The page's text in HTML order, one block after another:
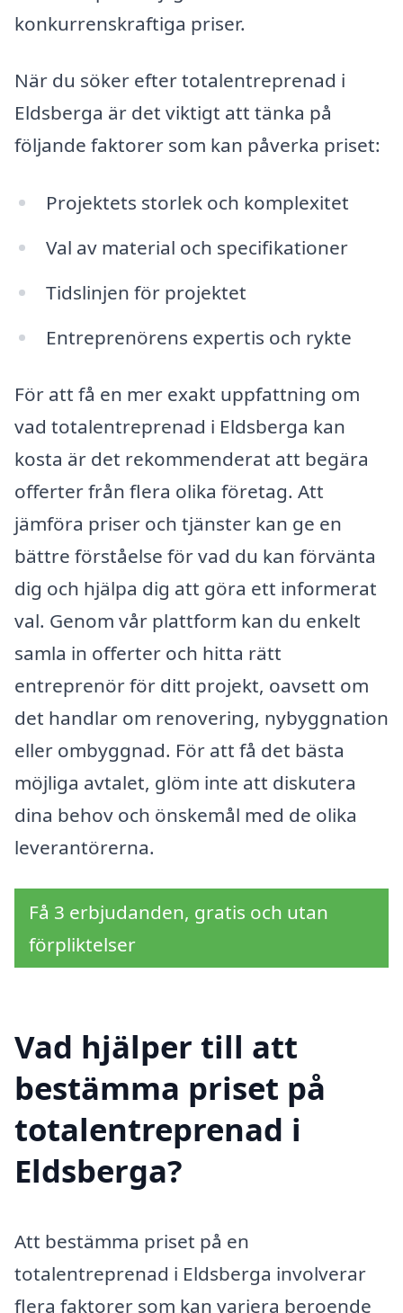
konkurrenskraftiga priser.
När du söker efter totalentreprenad i
Eldsberga är det viktigt att tänka på
följande faktorer som kan påverka priset:
Projektets storlek och komplexitet
Val av material och specifikationer
Tidslinjen för projektet
Entreprenörens expertis och rykte
För att få en mer exakt uppfattning om
vad totalentreprenad i Eldsberga kan
kosta är det rekommenderat att begära
offerter från flera olika företag. Att
jämföra priser och tjänster kan ge en
bättre förståelse för vad du kan förvänta
dig och hjälpa dig att göra ett informerat
val. Genom vår plattform kan du enkelt
samla in offerter och hitta rätt
entreprenör för ditt projekt, oavsett om
det handlar om renovering, nybyggnation
eller ombyggnad. För att få det bästa
möjliga avtalet, glöm inte att diskutera
dina behov och önskemål med de olika
leverantörerna.
Få 3 erbjudanden, gratis och utan
förpliktelser
Vad hjälper till att
bestämma priset på
totalentreprenad i
Eldsberga?
Att bestämma priset på en
totalentreprenad i Eldsberga involverar
flera faktorer som kan variera beroende